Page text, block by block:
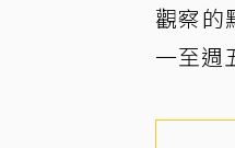
觀察的
一至週